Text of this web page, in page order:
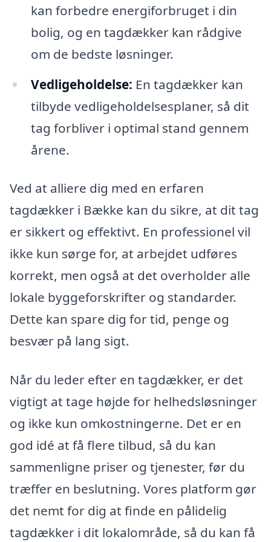
kan forbedre energiforbruget i din
bolig, og en tagdækker kan rådgive
om de bedste løsninger.
Vedligeholdelse: En tagdækker kan
tilbyde vedligeholdelsesplaner, så dit
tag forbliver i optimal stand gennem
årene.
Ved at alliere dig med en erfaren
tagdækker i Bække kan du sikre, at dit tag
er sikkert og effektivt. En professionel vil
ikke kun sørge for, at arbejdet udføres
korrekt, men også at det overholder alle
lokale byggeforskrifter og standarder.
Dette kan spare dig for tid, penge og
besvær på lang sigt.
Når du leder efter en tagdækker, er det
vigtigt at tage højde for helhedsløsninger
og ikke kun omkostningerne. Det er en
god idé at få flere tilbud, så du kan
sammenligne priser og tjenester, før du
træffer en beslutning. Vores platform gør
det nemt for dig at finde en pålidelig
tagdækker i dit lokalområde, så du kan få